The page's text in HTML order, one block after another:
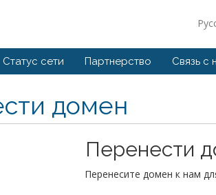
Статус сети Партнерство Связь с
домен
Перенести
Перенесите домен к нам